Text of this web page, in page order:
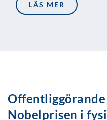
LÄS MER
Offentliggörande
Nobelprisen i